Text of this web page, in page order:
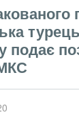
подає